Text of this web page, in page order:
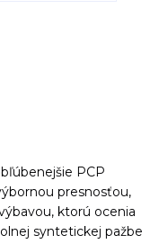
PCP
presnosťou,
ktorú ocenia
syntetickej pažbe